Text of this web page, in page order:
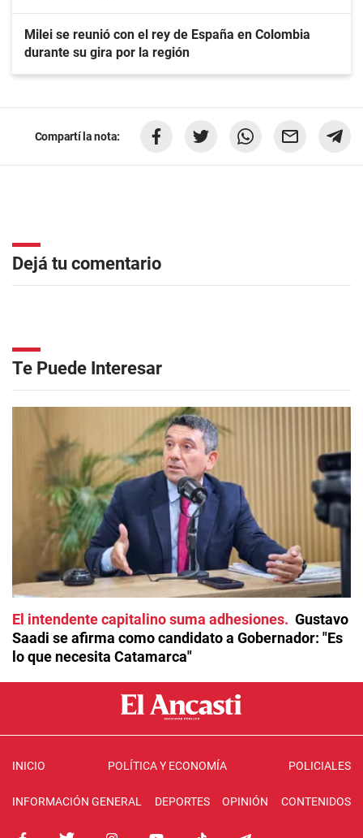
Milei se reunió con el rey de España en Colombia
durante su gira por la región
Compartí la nota:
Dejá tu comentario
Te Puede Interesar
El intendente capitalino suma adhesiones
Gustavo
Saadi se afirma como candidato a Gobernador: "Es
lo que necesita Catamarca"
INICIO POLÍTICA Y ECONOMÍA POLICIALES
INFORMACIÓN GENERAL DEPORTES OPINIÓN CONTENIDOS